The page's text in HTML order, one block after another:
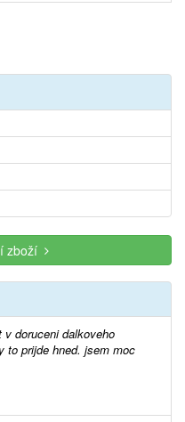
zboží
to prijde hned. jsem moc